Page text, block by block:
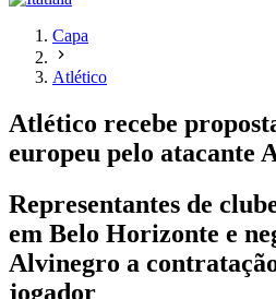
Capa
Atlético
Atlético recebe
europeu pelo atacante
Representantes de
em Belo Horizonte e
Alvinegro a
jogador